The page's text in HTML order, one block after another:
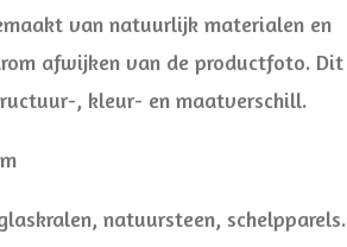
van natuurlijk materialen en
afwijken van de productfoto. Dit
, kleur- en maatverschill.
natuursteen, schelpparels.